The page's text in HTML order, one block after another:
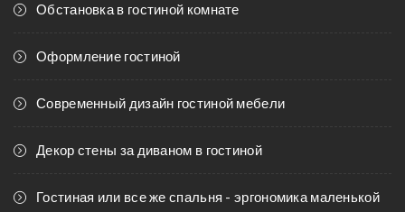
Обстановка в гостиной комнате
Оформление гостиной
Современный дизайн гостиной мебели
Декор стены за диваном в гостиной
Гостиная или все же спальня - эргономика маленькой